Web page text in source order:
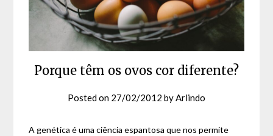
Porque têm os ovos cor diferente?
Posted on 27/02/2012 byArlindo
A genética é uma ciência espantosa que nos permite